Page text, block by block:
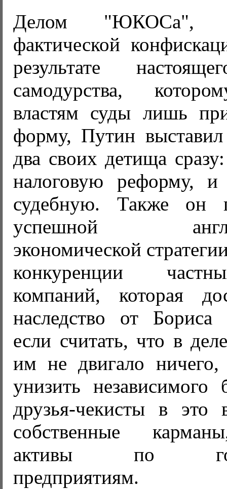
Делом "ЮКОСа",
фактической
результате
самодурства,
властям суды лишь
форму, Путин
два своих детища
налоговую реформу, и
судебную. Также он
успешной англо-
экономической
конкуренции
компаний, которая
наследство от
если считать, что в
им не двигало
унизить независимого
друзья-чекисты в это
собственные
активы по
предприятиям.